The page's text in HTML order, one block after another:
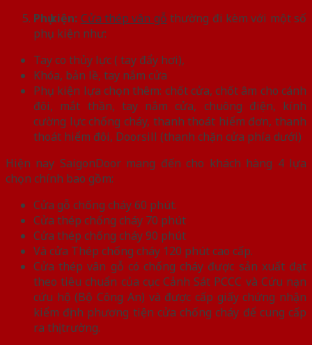
Phụ kiện: Cửa thép vân gỗ thường đi kèm với một số
phụ kiện như:
Tay co thủy lực ( tay đẩy hơi),
Khóa, bản lề, tay nắm cửa
Phụ kiện lựa chọn thêm: chốt cửa, chốt âm cho cánh
đôi, mắt thần, tay nắm cửa, chuông điện, kính
cường lực chống cháy, thanh thoát hiểm đơn, thanh
thoát hiểm đôi, Doorsill (thanh chặn cửa phía dưới)
Hiện nay SaigonDoor mang đến cho khách hàng 4 lựa
chọn chính bao gồm:
Cửa gỗ chống cháy 60 phút.
Cửa thép chống cháy 70 phút
Cửa thép chống cháy 90 phút
Và cửa Thép chống cháy 120 phút cao cấp.
Cửa thép vân gỗ có chống cháy được sản xuất đạt
theo tiêu chuẩn của cục Cảnh Sát PCCC và Cứu nạn
cứu hộ (Bộ Công An) và được cấp giấy chứng nhận
kiểm định phương tiện cửa chống cháy để cung cấp
ra thị trường.